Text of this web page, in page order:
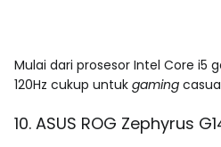
Mulai dari prosesor Intel Core i5
120Hz cukup untuk gaming
10. ASUS ROG Zephyrus